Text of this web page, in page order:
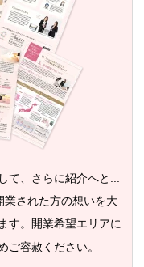
て、さらに紹介へと...
業された方の想いを大
す。開業希望エリアに
ご容赦ください。